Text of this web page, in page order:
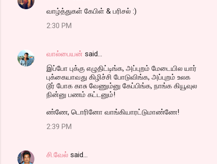
வாழ்த்துகள் கேபிள் & பரிசல் :)
2:30 PM
வால்பையன் said…
இப்போ புக்கு எழுதிட்டிங்க, அப்புறம் மேடையில யார்
புக்கையாவது கிழிச்சி போடுவிங்க, அப்புறம் உலக
டூர் போக காசு வேணும்னு கேப்பிங்க, நாங்க கியூவுல
நின்னு பணம் கட்டனும்!
ண்ணே, டொரினோ வாங்கியாரட்டுமாண்ணே!
2:39 PM
சி.வேல் said…